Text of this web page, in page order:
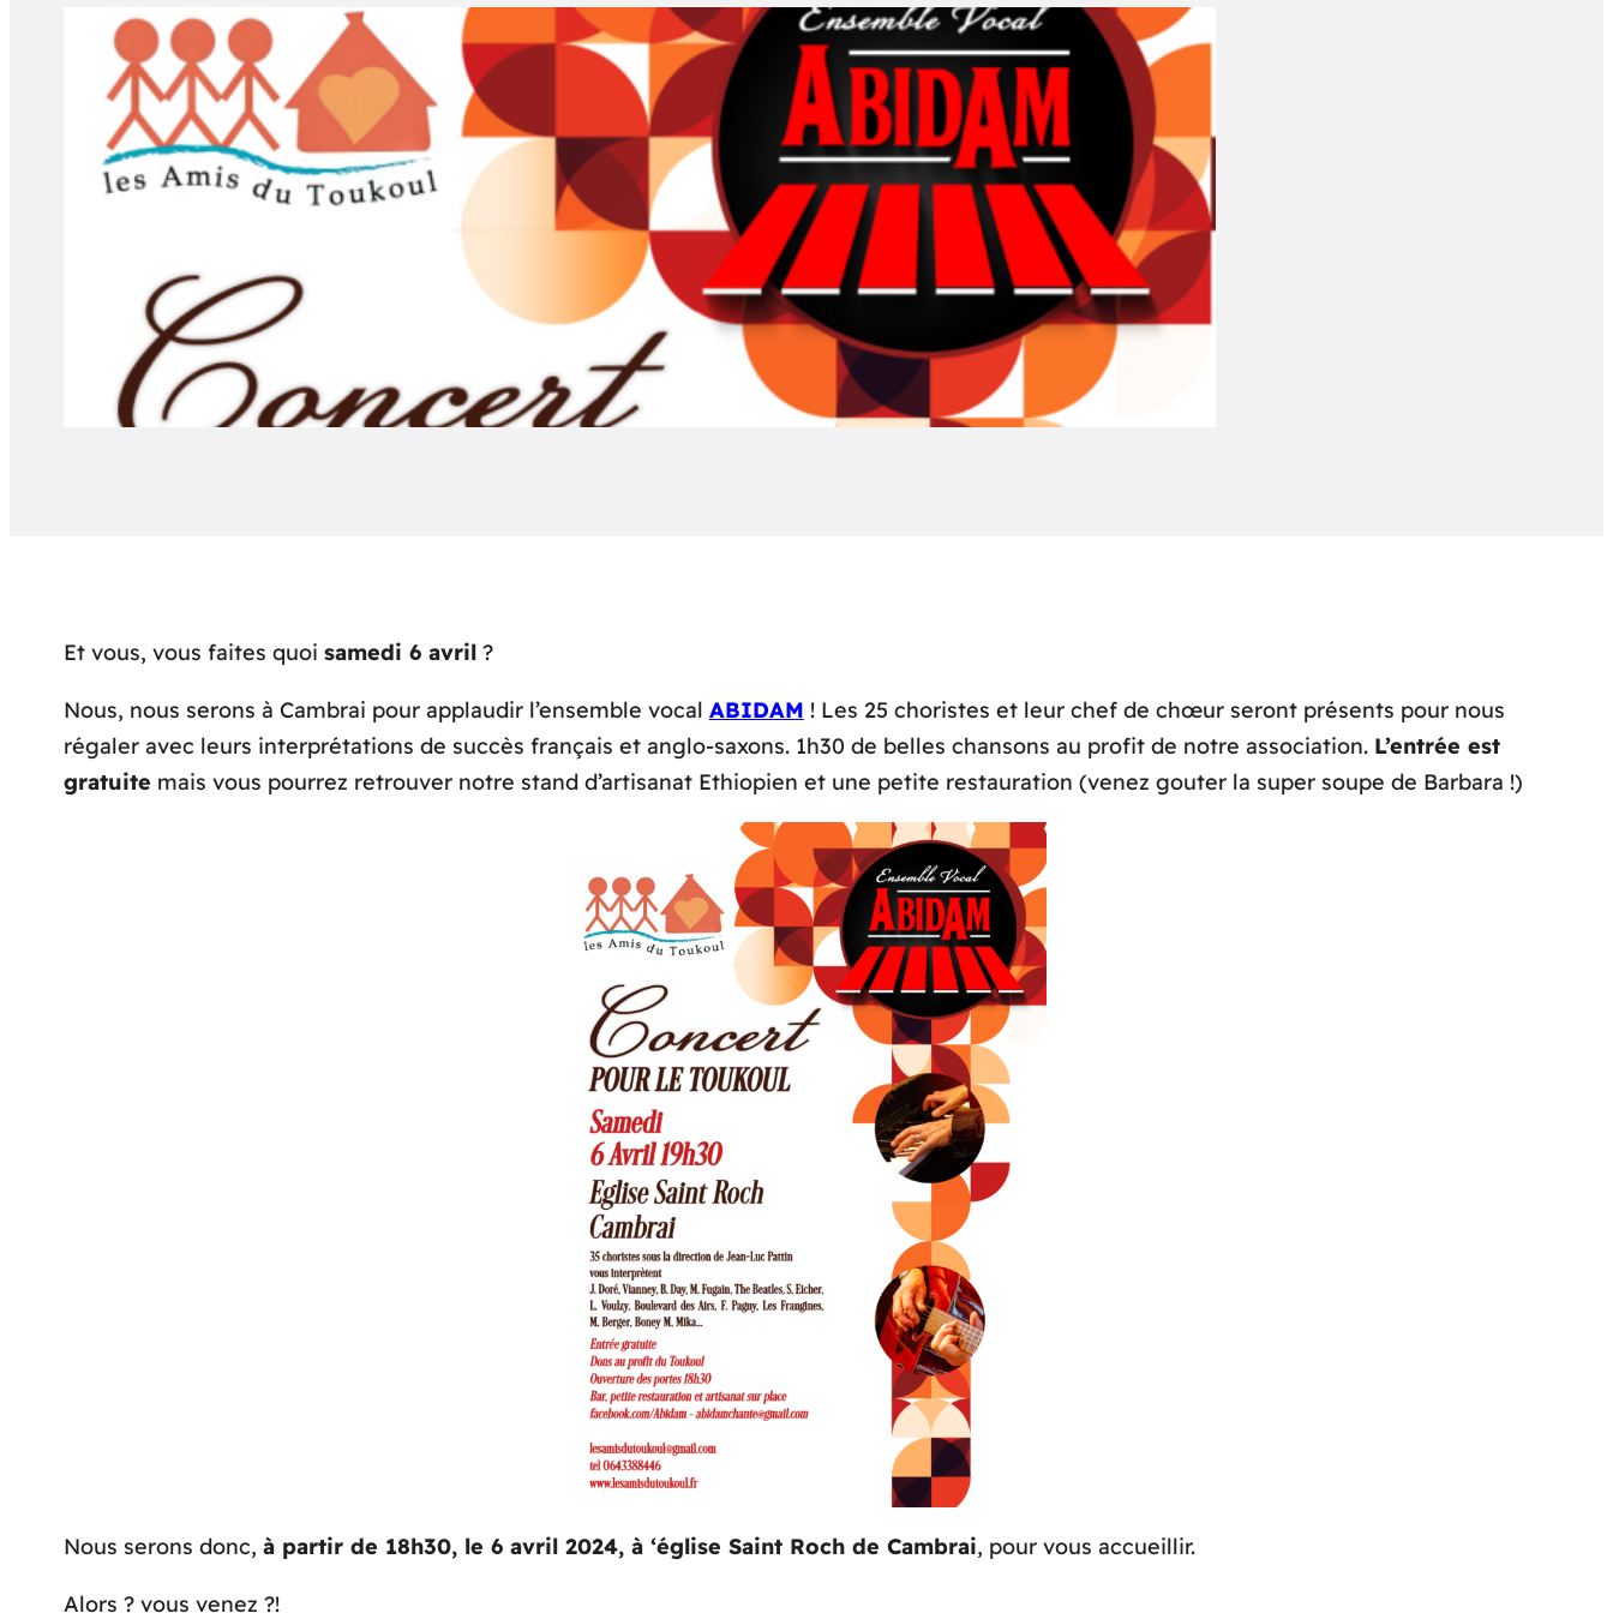
Et vous, vous faites quoi samedi 6 avril?
Nous, nous serons à Cambrai pour applaudir l’ensemble vocal ABIDAM ! Les 25 choristes et leur chef de chœur seront présents pour nous
régaler avec leurs interprétations de succès français et anglo-saxons. 1h30 de belles chansons au profit de notre association. L’entrée est
gratuite mais vous pourrez retrouver notre stand d’artisanat Ethiopien et une petite restauration (venez gouter la super soupe de Barbara !)
Nous serons donc, à partir de 18h30, le 6 avril 2024, à ‘église Saint Roch de Cambrai, pour vous accueillir.
Alors ? vous venez ?!